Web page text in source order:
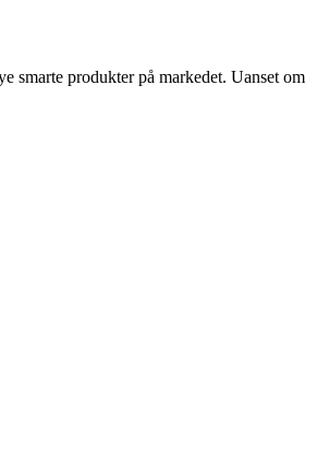
smarte produkter på markedet. Uanset om